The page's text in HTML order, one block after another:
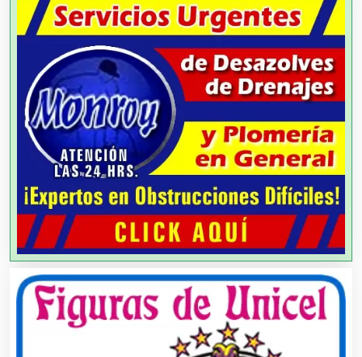
Análisis Clínicos
Análisis de Aguas
Animadores de Eventos
Aparatos y Equipos Eléctricos
Arquitectos